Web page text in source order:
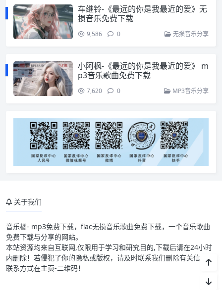
车继铃-《最远的你是我最近的爱》无
损音乐免费下载
9,586 0 无损音乐分享
小阿枫-《最远的你是我最近的爱》 m
p3音乐歌曲免费下载
7,620 0 MP3音乐分享
关于我们
音乐橘- mp3免费下载，flac无损音乐歌曲免费下载，一个音乐歌曲
免费下载与分享的网站。
本站资源均来自互联网,仅限用于学习和研究目的,下载后请在24小时
内删除！若侵犯了你的隐私或版权，请及时联系我们删除有关信息，
联系方式在主页-二维码！